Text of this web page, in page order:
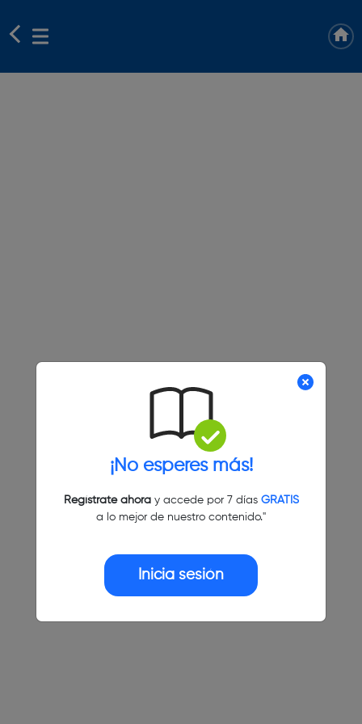
¡No esperes más!
Regístrate ahoray accede por 7 días GRATIS
a lo mejor de nuestro contenido."
Inicia sesión